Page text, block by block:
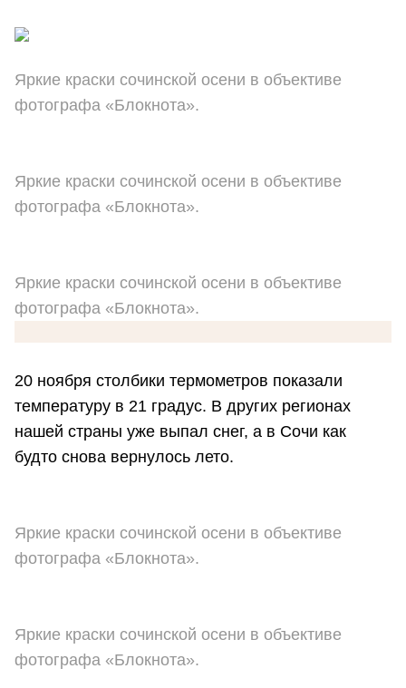
Яркие краски сочинской осени в объективе
фотографа «Блокнота».
Яркие краски сочинской осени в объективе
фотографа «Блокнота».
Яркие краски сочинской осени в объективе
фотографа «Блокнота».
20 ноября столбики термометров показали
температуру в 21 градус. В других регионах
нашей страны уже выпал снег, а в Сочи как
будто снова вернулось лето.
Яркие краски сочинской осени в объективе
фотографа «Блокнота».
Яркие краски сочинской осени в объективе
фотографа «Блокнота».